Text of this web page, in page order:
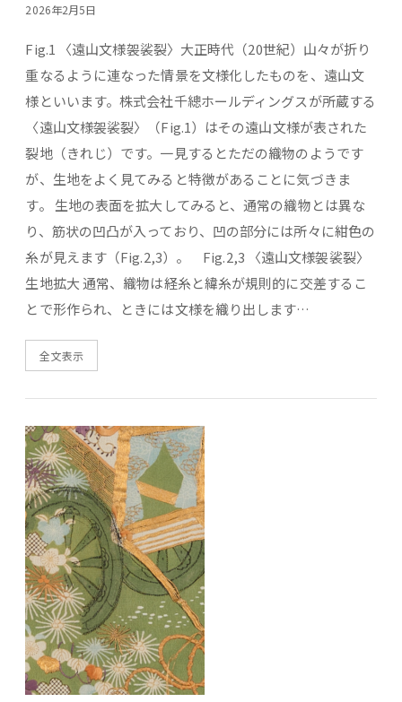
2026年2月5日
Fig.1 〈遠山文様袈裟裂〉大正時代（20世紀）山々が折り
重なるように連なった情景を文様化したものを、遠山文
様といいます。株式会社千總ホールディングスが所蔵する
〈遠山文様袈裟裂〉（Fig.1）はその遠山文様が表された
裂地（きれじ）です。一見するとただの織物のようです
が、生地をよく見てみると特徴があることに気づきま
す。 生地の表面を拡大してみると、通常の織物とは異な
り、筋状の凹凸が入っており、凹の部分には所々に紺色の
糸が見えます（Fig.2,3）。 Fig.2,3 〈遠山文様袈裟裂〉
生地拡大 通常、織物は経糸と緯糸が規則的に交差するこ
とで形作られ、ときには文様を織り出します…
全文表示